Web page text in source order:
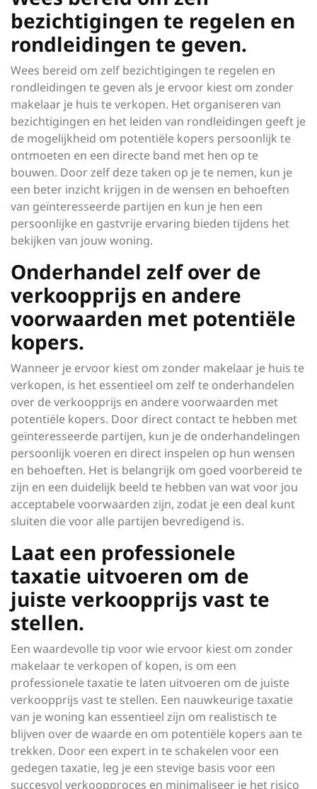
bezichtigingen te regelen en
rondleidingen te geven.
Wees bereid om zelf bezichtigingen te regelen en
rondleidingen te geven als je ervoor kiest om zonder
makelaar je huis te verkopen. Het organiseren van
bezichtigingen en het leiden van rondleidingen geeft je
de mogelijkheid om potentiële kopers persoonlijk te
ontmoeten en een directe band met hen op te
bouwen. Door zelf deze taken op je te nemen, kun je
een beter inzicht krijgen in de wensen en behoeften
van geïnteresseerde partijen en kun je hen een
persoonlijke en gastvrije ervaring bieden tijdens het
bekijken van jouw woning.
Onderhandel zelf over de
verkoopprijs en andere
voorwaarden met potentiële
kopers.
Wanneer je ervoor kiest om zonder makelaar je huis te
verkopen, is het essentieel om zelf te onderhandelen
over de verkoopprijs en andere voorwaarden met
potentiële kopers. Door direct contact te hebben met
geïnteresseerde partijen, kun je de onderhandelingen
persoonlijk voeren en direct inspelen op hun wensen
en behoeften. Het is belangrijk om goed voorbereid te
zijn en een duidelijk beeld te hebben van wat voor jou
acceptabele voorwaarden zijn, zodat je een deal kunt
sluiten die voor alle partijen bevredigend is.
Laat een professionele
taxatie uitvoeren om de
juiste verkoopprijs vast te
stellen.
Een waardevolle tip voor wie ervoor kiest om zonder
makelaar te verkopen of kopen, is om een
professionele taxatie te laten uitvoeren om de juiste
verkoopprijs vast te stellen. Een nauwkeurige taxatie
van je woning kan essentieel zijn om realistisch te
blijven over de waarde en om potentiële kopers aan te
trekken. Door een expert in te schakelen voor een
gedegen taxatie, leg je een stevige basis voor een
succesvol verkoopproces en minimaliseer je het risico